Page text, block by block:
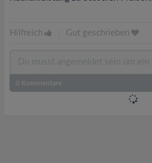
Hilfreich Gut geschrieben
0 Kommentare